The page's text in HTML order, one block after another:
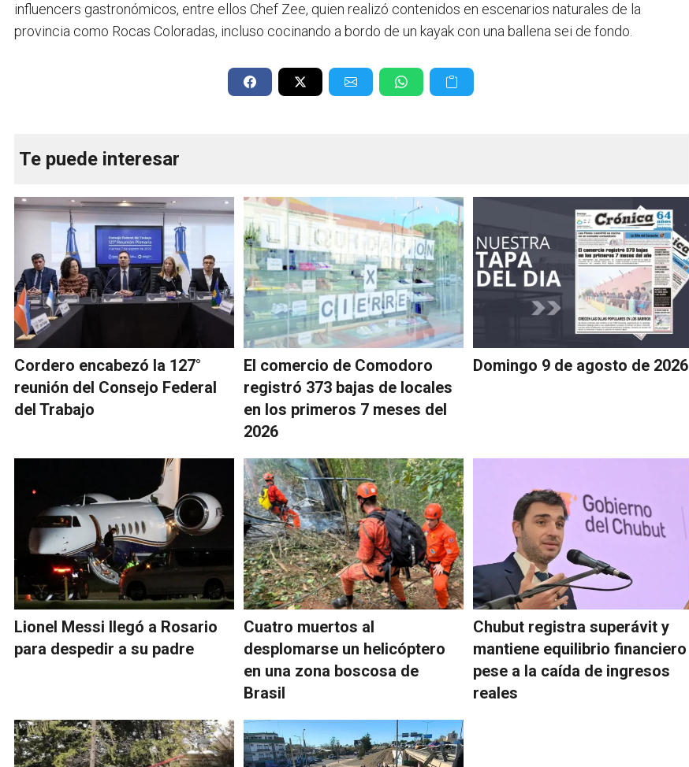
influencers gastronómicos, entre ellos Chef Zee, quien realizó contenidos en escenarios naturales de la
provincia como Rocas Coloradas, incluso cocinando a bordo de un kayak con una ballena sei de fondo.
Te puede interesar
Cordero encabezó la 127°
reunión del Consejo Federal
del Trabajo
El comercio de Comodoro
registró 373 bajas de locales
en los primeros 7 meses del
2026
Domingo 9 de agosto de 2026
Lionel Messi llegó a Rosario
para despedir a su padre
Cuatro muertos al
desplomarse un helicóptero
en una zona boscosa de
Brasil
Chubut registra superávit y
mantiene equilibrio financiero
pese a la caída de ingresos
reales